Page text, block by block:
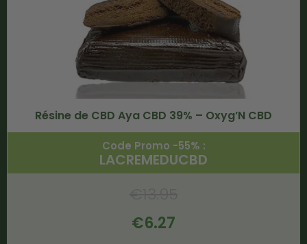
Résine de CBD Aya CBD 39% – Oxyg’N CBD
Code Promo -55% :
LACREMEDUCBD
€6.27